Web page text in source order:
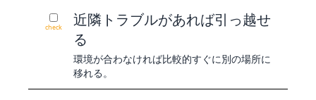
check
近隣トラブルがあれば引っ越せ
る
環境が合わなければ比較的すぐに別の場所に
移れる。